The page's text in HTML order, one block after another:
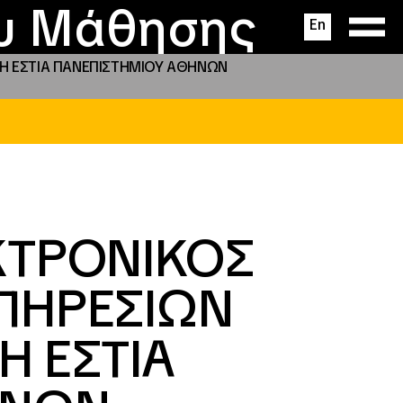
Μάθησης En
ΕΣΤΙΑ ΠΑΝΕΠΙΣΤΗΜΙΟΥ ΑΘΗΝΩΝ
ΕΣΤΙΑ